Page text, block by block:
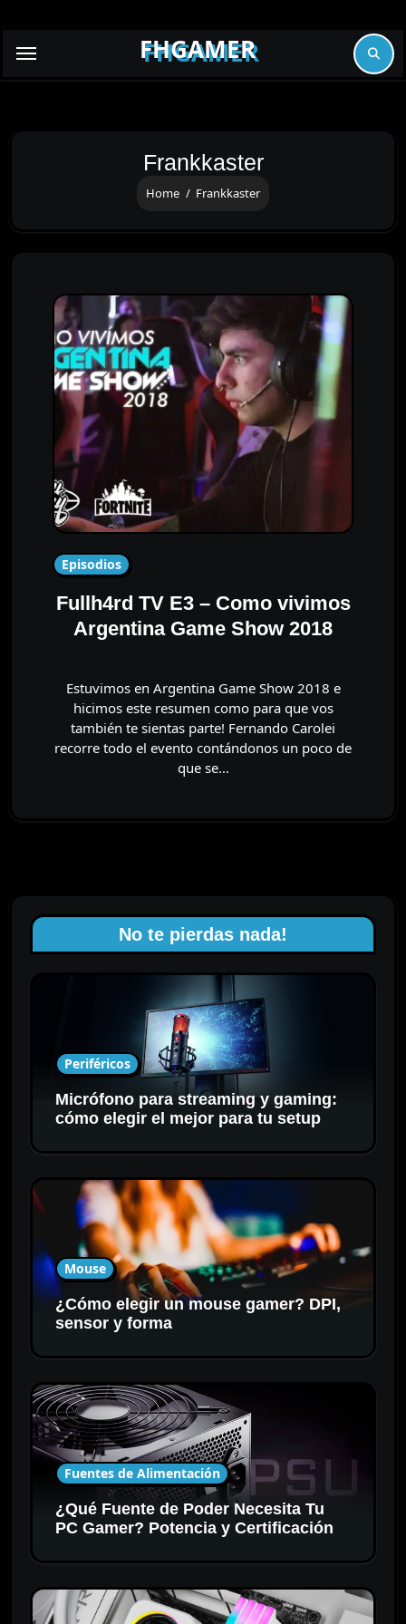
FHGAMER
Frankkaster
Home Frankkaster
Episodios
Fullh4rd TV E3 – Como vivimos
Argentina Game Show 2018
Estuvimos en Argentina Game Show 2018 e
hicimos este resumen como para que vos
también te sientas parte! Fernando Carolei
recorre todo el evento contándonos un poco de
que se…
No te pierdas nada!
Periféricos
Micrófono para streaming y gaming:
cómo elegir el mejor para tu setup
Mouse
¿Cómo elegir un mouse gamer? DPI,
sensor y forma
Fuentes de Alimentación
¿Qué Fuente de Poder Necesita Tu
PC Gamer? Potencia y Certificación